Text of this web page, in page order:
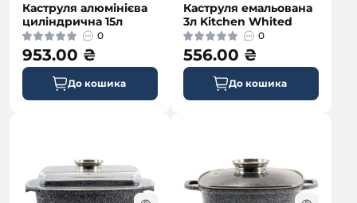
Каструля алюмінієва
циліндрична 15л
0
953.00 ₴
До кошика
Каструля емальована
3л Kitchen Whited
0
556.00 ₴
До кошика